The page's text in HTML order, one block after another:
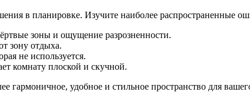
в планировке. Изучите наиболее распространенные
зоны и ощущение разрозненности.
зону отдыха.
не используется.
комнату плоской и скучной.
гармоничное, удобное и стильное пространство для